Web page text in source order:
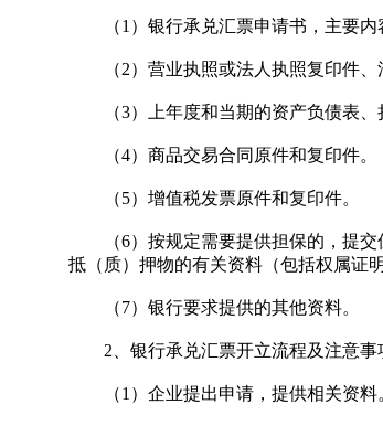
（1）银行承兑汇票申请书，主要内
（2）营业执照或法人执照复印件、
（3）上年度和当期的资产负债表、
（4）商品交易合同原件和复印件。
（5）增值税发票原件和复印件。
（6）按规定需要提供担保的，提交
抵（质）押物的有关资料（包括权属证
（7）银行要求提供的其他资料。
2、银行承兑汇票开立流程及注意事
（1）企业提出申请，提供相关资料